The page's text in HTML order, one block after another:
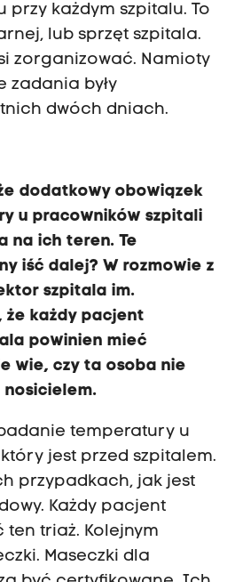
każdym szpitalu. To
lub sprzęt szpitala.
zorganizować. Namioty
zadania były
dwóch dniach.
dodatkowy obowiązek
u pracowników szpitali
na ich teren. Te
iść dalej? W rozmowie z
szpitala im.
że każdy pacjent
powinien mieć
wie, czy ta osoba nie
temperatury u
jest przed szpitalem.
przypadkach, jak jest
Każdy pacjent
ten triaż. Kolejnym
Maseczki dla